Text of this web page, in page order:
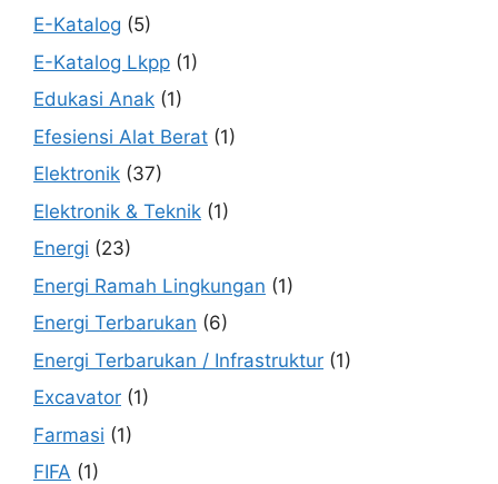
E-Katalog (5)
E-Katalog Lkpp (1)
Edukasi Anak (1)
Efesiensi Alat Berat (1)
Elektronik (37)
Elektronik & Teknik (1)
Energi (23)
Energi Ramah Lingkungan (1)
Energi Terbarukan (6)
Energi Terbarukan / Infrastruktur (1)
Excavator (1)
Farmasi (1)
FIFA (1)